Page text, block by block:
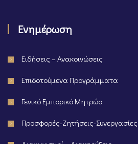
Ενημέρωση
Ειδήσεις – Ανακοινώσεις
Επιδοτούμενα Προγράμματα
Γενικό Εμπορικό Μητρώο
Προσφορές-Ζητήσεις-Συνεργασίες